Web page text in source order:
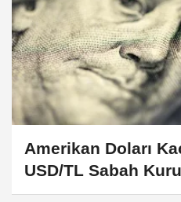
Amerikan Doları
USD/TL Sabah
2026)